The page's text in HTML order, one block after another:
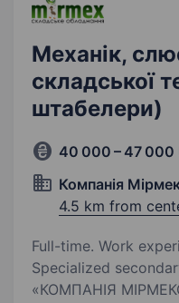
Механік,
складської
штабелери)
40 000 – 47 000
Компанія
4.5 km from
Full-time. Work
Specialized secondary
«КОМПАНІЯ